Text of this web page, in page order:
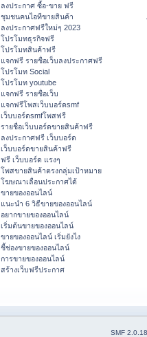
ลงประกาศ ซื้อ-ขาย ฟรี
ชุมชนคนไอทีขายสินค้า
ลงประกาศฟรีใหม่ๆ 2023
โปรโมทธุรกิจฟรี
โปรโมทสินค้าฟรี
แจกฟรี รายชื่อเว็บลงประกาศฟรี
โปรโมท Social
โปรโมท youtube
แจกฟรี รายชื่อเว็บ
แจกฟรีโพสเว็บบอร์ดsmf
เว็บบอร์ดsmfโพสฟรี
รายชื่อเว็บบอร์ดขายสินค้าฟรี
ลงประกาศฟรี เว็บบอร์ด
เว็บบอร์ดขายสินค้าฟรี
ฟรี เว็บบอร์ด แรงๆ
โพสขายสินค้าตรงกลุ่มเป้าหมาย
โฆษณาเลื่อนประกาศได้
ขายของออนไลน์
แนะนำ 6 วิธีขายของออนไลน์
อยากขายของออนไลน์
เริ่มต้นขายของออนไลน์
ขายของออนไลน์ เริ่มยังไง
ชี้ช่องขายของออนไลน์
การขายของออนไลน์
สร้างเว็บฟรีประกาศ
SMF 2.0.18